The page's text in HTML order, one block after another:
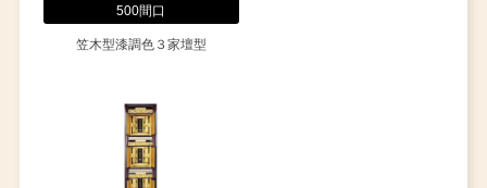
500間口
笠木型漆調色３家壇型